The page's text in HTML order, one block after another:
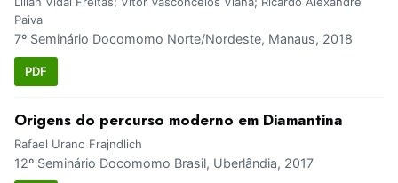
Paiva
7º Seminário Docomomo Norte/Nordeste, Manaus, 2018
PDF
Origens do percurso moderno em Diamantina
Rafael Urano Frajndlich
12º Seminário Docomomo Brasil, Uberlândia, 2017